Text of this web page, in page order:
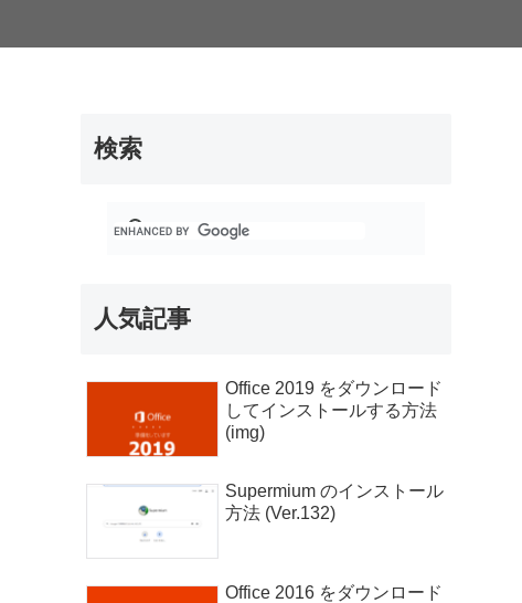
検索
人気記事
Office 2019 をダウンロード
してインストールする方法
(img)
Supermium のインストール
方法 (Ver.132)
Office 2016 をダウンロード